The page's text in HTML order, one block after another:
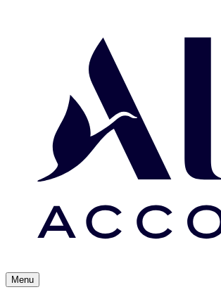
Menu